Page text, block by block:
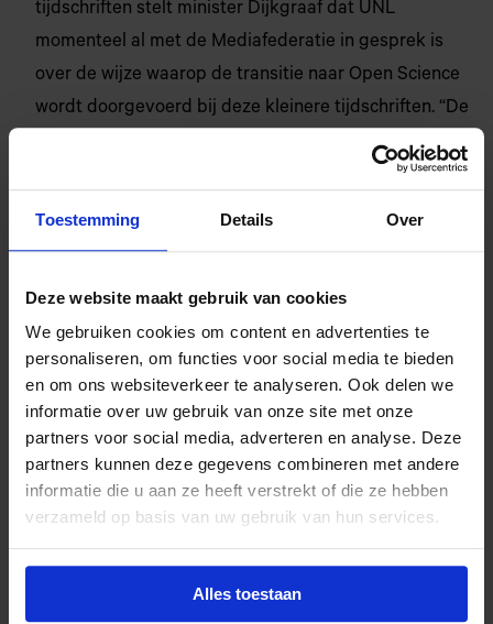
Toestemming Details Over
Deze website maakt gebruik van cookies
We gebruiken cookies om content en advertenties te
personaliseren, om functies voor social media te bieden
en om ons websiteverkeer te analyseren. Ook delen we
informatie over uw gebruik van onze site met onze
partners voor social media, adverteren en analyse. Deze
partners kunnen deze gegevens combineren met andere
informatie die u aan ze heeft verstrekt of die ze hebben
verzameld op basis van uw gebruik van hun services.
Alles toestaan
tijdschriften stelt minister Dijkgraaf dat UNL
momenteel al met de Mediafederatie in gesprek is
over de wijze waarop de transitie naar Open Science
wordt doorgevoerd bij deze kleinere tijdschriften. “De
uitgevers en wetenschappelijke auteurs kunnen
standpunten delen, waarna er samen naar oplossingen
OCW en Rechtsbescherming de conclusie dat er geen
aanleiding bestaat om art. 25fa AW aan te passen.